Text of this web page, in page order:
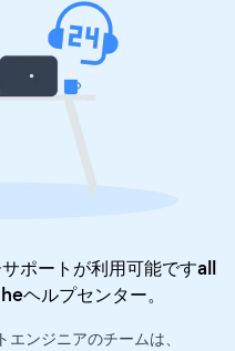
ポートが利用可能ですall
ヘルプセンター。
ンジニアのチームは、